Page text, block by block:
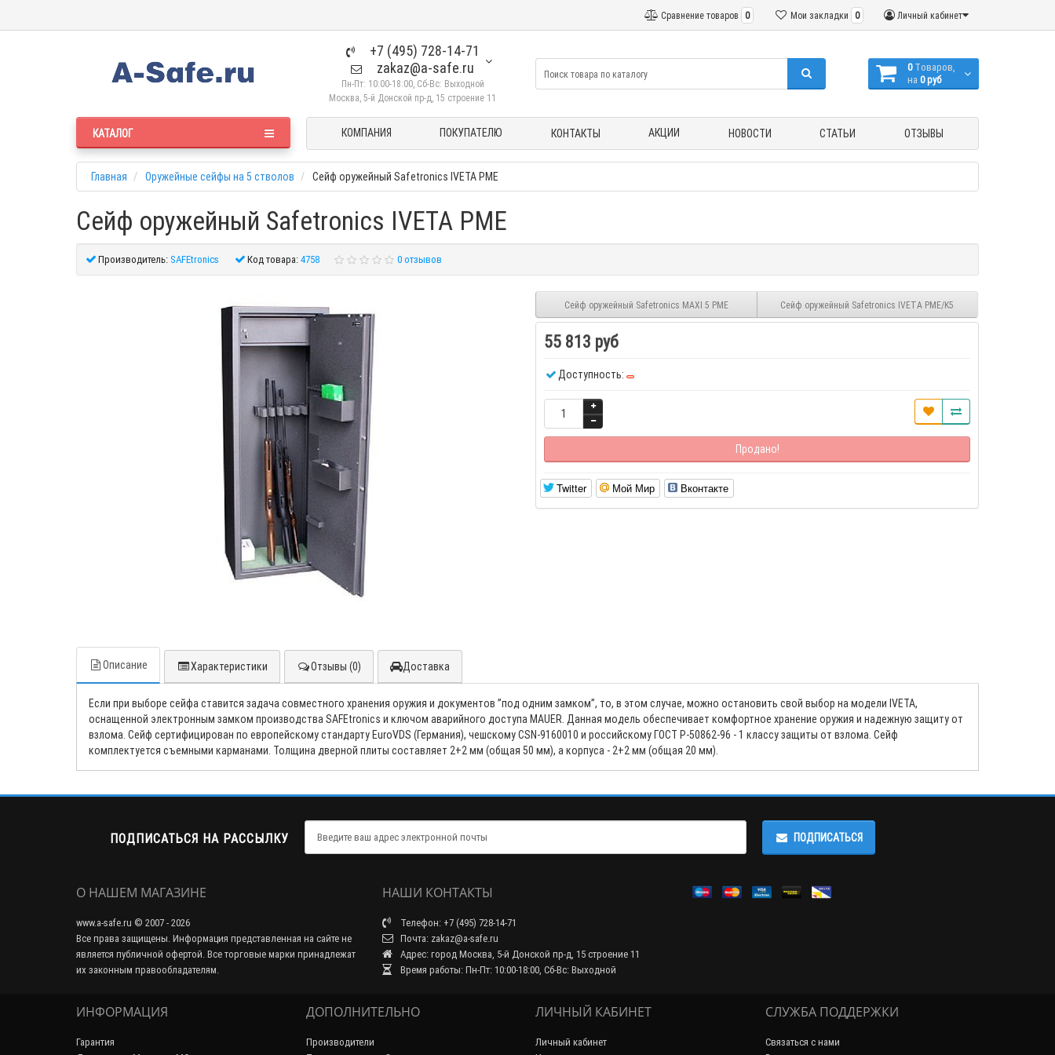
Личный кабинет
Мои закладки 0
Сравнение товаров 0
+7 (495) 728-14-71
zakaz@a-safe.ru
Пн-Пт: 10:00-18:00, Сб-Вс: Выходной
Москва, 5-й Донской пр-д, 15 строение 11
0 Tоваров,
на 0 руб
КАТАЛОГ КОМПАНИЯ ПОКУПАТЕЛЮ КОНТАКТЫ АКЦИИ НОВОСТИ СТАТЬИ ОТЗЫВЫ
Главная Оружейные сейфы на 5 стволов Сейф оружейный Safetronics IVETA PME
Сейф оружейный Safetronics IVETA PME
Производитель:SAFEtronics Код товара:4758 0 отзывов
Сейф оружейный Safetronics MAXI 5 PME Сейф оружейный Safetronics IVETA PME/K5
55 813 руб
Доступность:
Продано!
Twitter Мой Мир Вконтакте
Описание Характеристики Отзывы (0) Доставка
Если при выборе сейфа ставится задача совместного хранения оружия и документов ”под одним замком”, то, в этом случае, можно остановить свой выбор на модели IVETA,
оснащенной электронным замком производства SAFEtronics и ключом аварийного доступа MAUER. Данная модель обеспечивает комфортное хранение оружия и надежную защиту от
взлома. Сейф сертифицирован по европейскому стандарту EuroVDS (Германия), чешскому CSN-9160010 и российскому ГОСТ Р-50862-96 - 1 классу защиты от взлома. Сейф
комплектуется съемными карманами. Толщина дверной плиты составляет 2+2 мм (общая 50 мм), а корпуса - 2+2 мм (общая 20 мм).
ПОДПИСАТЬСЯ НА РАССЫЛКУ ПОДПИСАТЬСЯ
О НАШЕМ МАГАЗИНЕ
www.a-safe.ru © 2007 - 2026
Все права защищены. Информация представленная на сайте не
является публичной офертой. Все торговые марки принадлежат
их законным правообладателям.
НАШИ КОНТАКТЫ
Телефон: +7 (495) 728-14-71
Почта: zakaz@a-safe.ru
Адрес: город Москва, 5-й Донской пр-д, 15 строение 11
Время работы: Пн-Пт: 10:00-18:00, Сб-Вс: Выходной
ИНФОРМАЦИЯ
Гарантия
ДОПОЛНИТЕЛЬНО
Производители
ЛИЧНЫЙ КАБИНЕТ
Личный кабинет
СЛУЖБА ПОДДЕРЖКИ
Связаться с нами